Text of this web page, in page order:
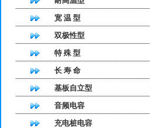
宽 温 型
双极性型
特 殊 型
长 寿 命
基板自立型
音频电容
充电桩电容